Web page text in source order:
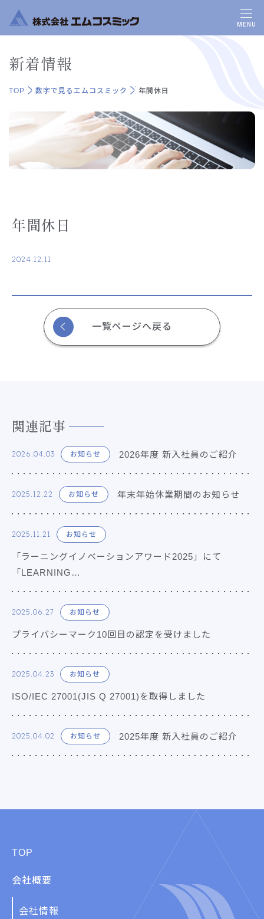
MENU
新着情報
TOP 数字で見るエムコスミック 年間休日
年間休日
2024.12.11
一覧ページへ戻る
関連記事
2026.04.03 お知らせ 2026年度 新入社員のご紹介
2025.12.22 お知らせ 年末年始休業期間のお知らせ
2025.11.21 お知らせ
「ラーニングイノベーションアワード2025」にて
「LEARNING…
2025.06.27 お知らせ
プライバシーマーク10回目の認定を受けました
2025.04.23 お知らせ
ISO/IEC 27001(JIS Q 27001)を取得しました
2025.04.02 お知らせ 2025年度 新入社員のご紹介
TOP
会社概要
会社情報